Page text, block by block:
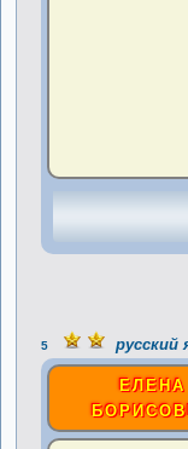
5
ЕЛЕНА